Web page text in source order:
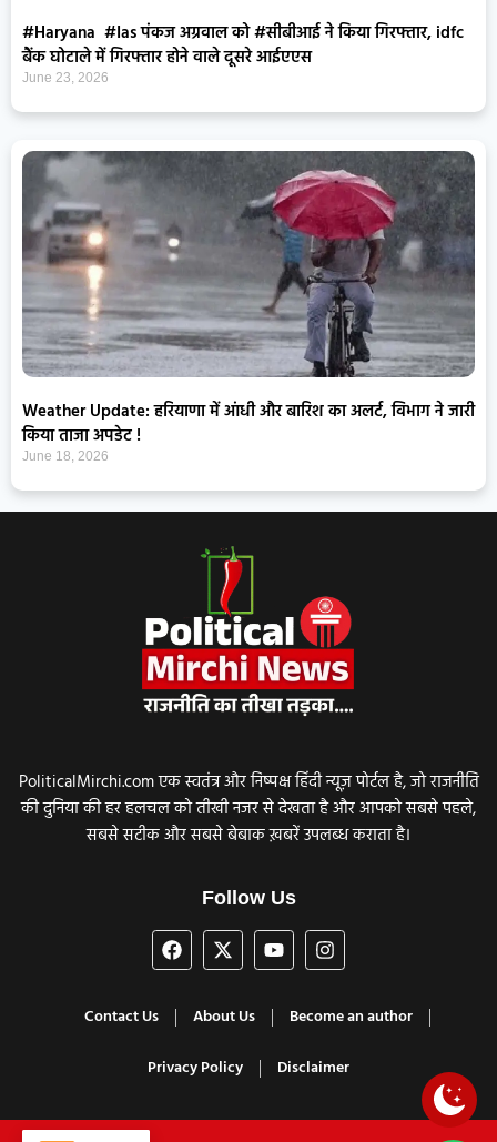
#Haryana #Ias पंकज अग्रवाल को #सीबीआई ने किया गिरफ्तार, idfc
बैंक घोटाले में गिरफ्तार होने वाले दूसरे आईएएस
June 23, 2026
Weather Update: हरियाणा में आंधी और बारिश का अलर्ट, विभाग ने जारी
किया ताजा अपडेट !
June 18, 2026
PoliticalMirchi.com एक स्वतंत्र और निष्पक्ष हिंदी न्यूज़ पोर्टल है, जो राजनीति
की दुनिया की हर हलचल को तीखी नजर से देखता है और आपको सबसे पहले,
सबसे सटीक और सबसे बेबाक ख़बरें उपलब्ध कराता है।
Follow Us
Contact Us About Us
Become an author
Privacy Policy
Disclaimer